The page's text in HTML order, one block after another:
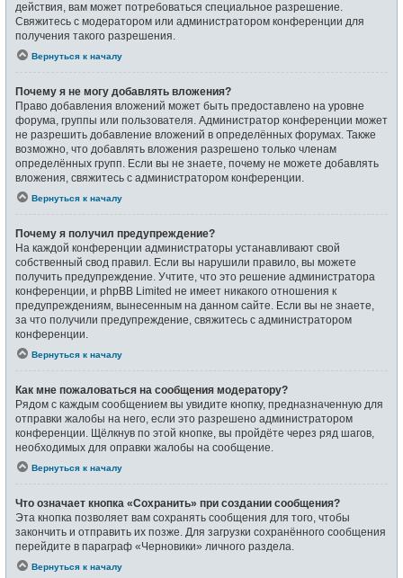
действия, вам может потребоваться специальное разрешение.
Свяжитесь с модератором или администратором конференции для
получения такого разрешения.
Вернуться к началу
Почему я не могу добавлять вложения?
Право добавления вложений может быть предоставлено на уровне
форума, группы или пользователя. Администратор конференции может
не разрешить добавление вложений в определённых форумах. Также
возможно, что добавлять вложения разрешено только членам
определённых групп. Если вы не знаете, почему не можете добавлять
вложения, свяжитесь с администратором конференции.
Вернуться к началу
Почему я получил предупреждение?
На каждой конференции администраторы устанавливают свой
собственный свод правил. Если вы нарушили правило, вы можете
получить предупреждение. Учтите, что это решение администратора
конференции, и phpBB Limited не имеет никакого отношения к
предупреждениям, вынесенным на данном сайте. Если вы не знаете,
за что получили предупреждение, свяжитесь с администратором
конференции.
Вернуться к началу
Как мне пожаловаться на сообщения модератору?
Рядом с каждым сообщением вы увидите кнопку, предназначенную для
отправки жалобы на него, если это разрешено администратором
конференции. Щёлкнув по этой кнопке, вы пройдёте через ряд шагов,
необходимых для оправки жалобы на сообщение.
Вернуться к началу
Что означает кнопка «Сохранить» при создании сообщения?
Эта кнопка позволяет вам сохранять сообщения для того, чтобы
закончить и отправить их позже. Для загрузки сохранённого сообщения
перейдите в параграф «Черновики» личного раздела.
Вернуться к началу